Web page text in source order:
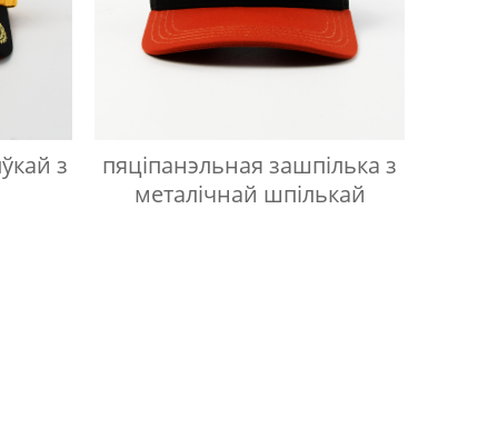
з
пяціпанэльная зашпілька з
металічнай шпількай